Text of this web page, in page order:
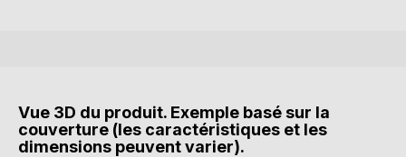
Vue 3D du produit. Exemple basé sur la
couverture (les caractéristiques et les
dimensions peuvent varier).